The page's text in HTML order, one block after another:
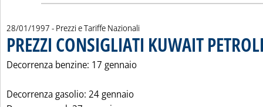
28/01/1997 - Prezzi e Tariffe Nazionali
PREZZI CONSIGLIATI KUWAIT
Decorrenza benzine: 17 gennaio
Decorrenza gasolio: 24 gennaio